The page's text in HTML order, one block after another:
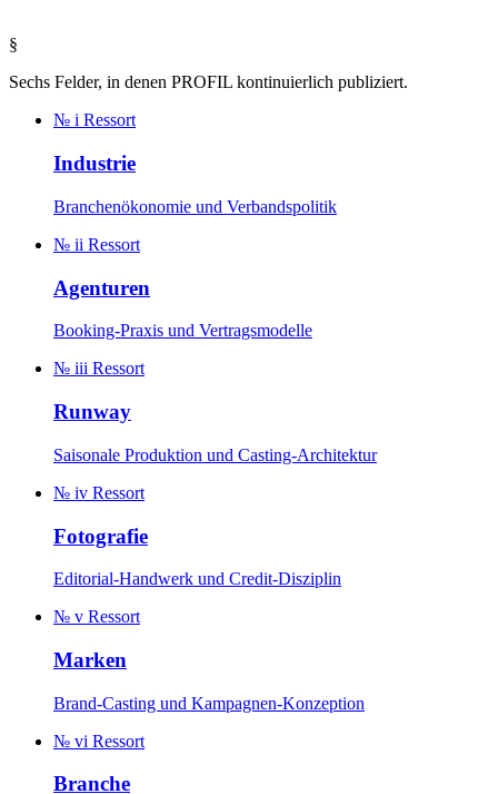
§
Sechs Felder, in denen PROFIL kontinuierlich publiziert.
№ i Ressort
Industrie
Branchenökonomie und Verbandspolitik
№ ii Ressort
Agenturen
Booking-Praxis und Vertragsmodelle
№ iii Ressort
Runway
Saisonale Produktion und Casting-Architektur
№ iv Ressort
Fotografie
Editorial-Handwerk und Credit-Disziplin
№ v Ressort
Marken
Brand-Casting und Kampagnen-Konzeption
№ vi Ressort
Branche